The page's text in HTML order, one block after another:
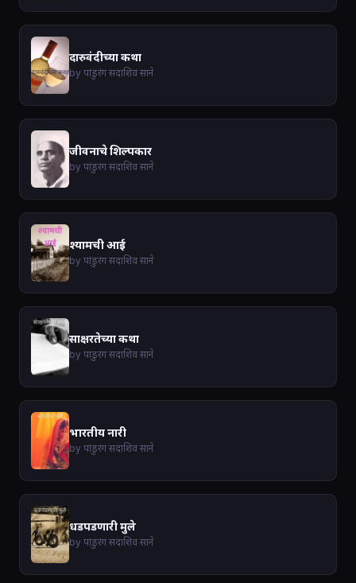
दारुवंदीच्या कथा
by पांडुरंग सदाशिव साने
जीवनाचे शिल्पकार
by पांडुरंग सदाशिव साने
श्यामची आई
by पांडुरंग सदाशिव साने
साक्षरतेच्या कथा
by पांडुरंग सदाशिव साने
भारतीय नारी
by पांडुरंग सदाशिव साने
धडपडणारी मुले
by पांडुरंग सदाशिव साने